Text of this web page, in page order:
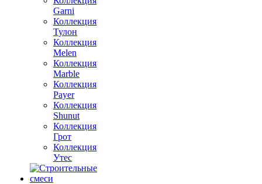
Garni
Коллекция
Тулон
Коллекция
Melen
Коллекция
Marble
Коллекция
Payer
Коллекция
Shunut
Коллекция
Грот
Коллекция
Утес